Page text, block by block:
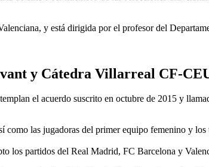
y está dirigida por el profesor del
y Cátedra Villarreal CF-
el acuerdo suscrito en octubre de 2015 y
las jugadoras del primer equipo femenino y
partidos del Real Madrid, FC Barcelona y